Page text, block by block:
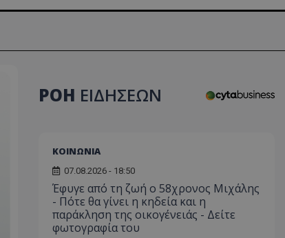
ΡΟΗ ΕΙΔΗΣΕΩΝ
ΚΟΙΝΩΝΙΑ
07.08.2026 - 18:50
Έφυγε από τη ζωή ο 58χρονος Μιχάλης
- Πότε θα γίνει η κηδεία και η
παράκληση της οικογένειάς - Δείτε
φωτογραφία του